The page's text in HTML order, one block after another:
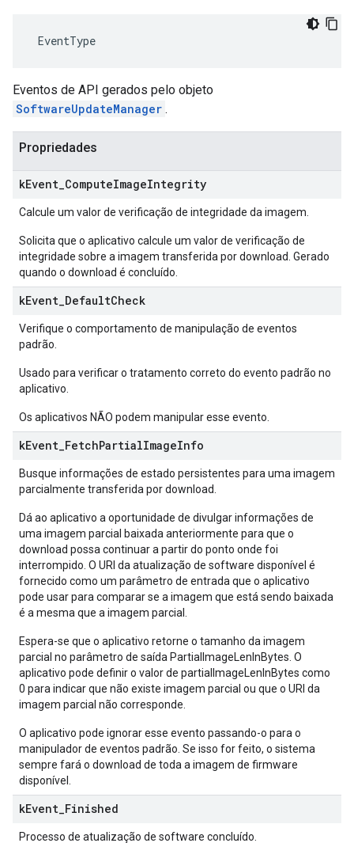
EventType
Eventos de API gerados pelo objeto
SoftwareUpdateManager .
Propriedades
kEvent ComputeImageIntegrity
Calcule um valor de verificação de integridade da imagem.
Solicita que o aplicativo calcule um valor de verificação de
integridade sobre a imagem transferida por download. Gerado
quando o download é concluído.
kEvent DefaultCheck
Verifique o comportamento de manipulação de eventos
padrão.
Usado para verificar o tratamento correto do evento padrão no
aplicativo.
Os aplicativos NÃO podem manipular esse evento.
kEvent FetchPartialImageInfo
Busque informações de estado persistentes para uma imagem
parcialmente transferida por download.
Dá ao aplicativo a oportunidade de divulgar informações de
uma imagem parcial baixada anteriormente para que o
download possa continuar a partir do ponto onde foi
interrompido. O URI da atualização de software disponível é
fornecido como um parâmetro de entrada que o aplicativo
pode usar para comparar se a imagem que está sendo baixada
é a mesma que a imagem parcial.
Espera-se que o aplicativo retorne o tamanho da imagem
parcial no parâmetro de saída PartialImageLenInBytes. O
aplicativo pode definir o valor de partialImageLenInBytes como
0 para indicar que não existe imagem parcial ou que o URI da
imagem parcial não corresponde.
O aplicativo pode ignorar esse evento passando-o para o
manipulador de eventos padrão. Se isso for feito, o sistema
sempre fará o download de toda a imagem de firmware
disponível.
kEvent Finished
Processo de atualização de software concluído.